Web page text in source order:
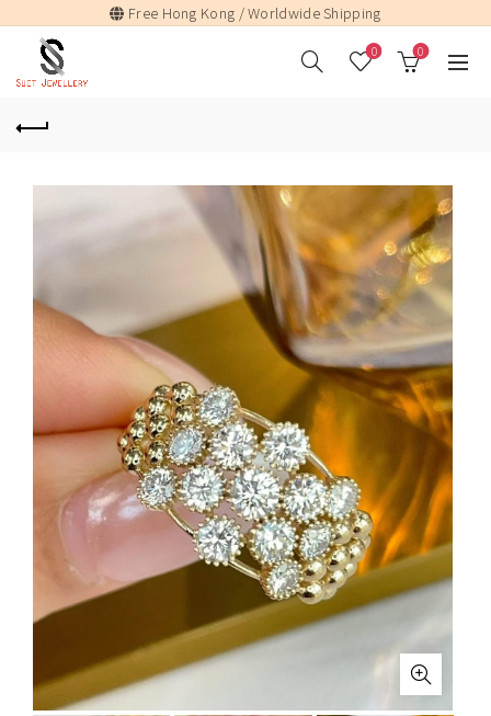
Free Hong Kong / Worldwide Shipping
0 0